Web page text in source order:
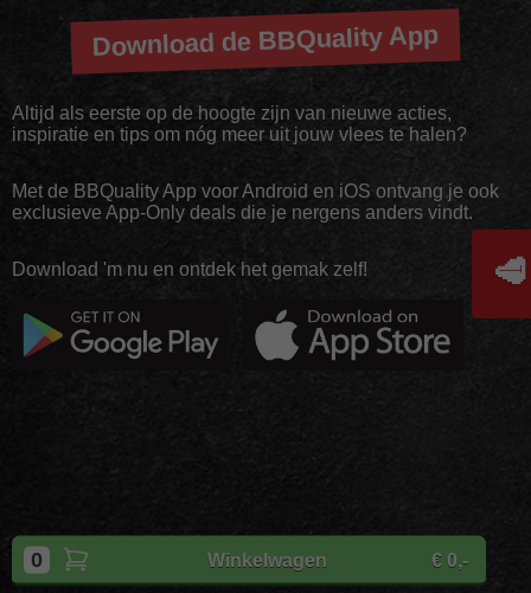
Winkelwagen
0 € 0,-
Download de BBQuality App
Altijd als eerste op de hoogte zijn van nieuwe acties,
inspiratie en tips om nóg meer uit jouw vlees te halen?
Met de BBQuality App voor Android en iOS ontvang je ook
exclusieve App-Only deals die je nergens anders vindt.
Download 'm nu en ontdek het gemak zelf!
CopyrightBBQuality
🥩